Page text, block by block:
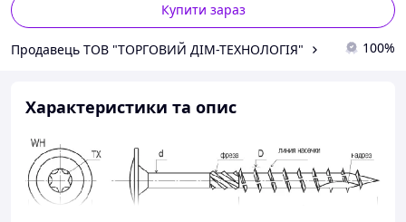
Купити зараз
Продавець ТОВ "ТОРГОВИЙ ДІМ-ТЕХНОЛОГІЯ" 100%
Характеристики та опис